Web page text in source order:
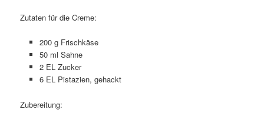
Zutaten für die Creme:
200 g Frischkäse
50 ml Sahne
2 EL Zucker
6 EL Pistazien, gehackt
Zubereitung: